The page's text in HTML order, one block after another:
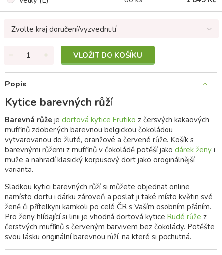
Zvolte kraj doručení/vyzvednutí
VLOŽIT DO KOŠÍKU
Popis
Kytice barevných růží
Barevná růže je dortová kytice Frutiko z čersvých kakaových
muffinů zdobených barevnou belgickou čokoládou
vytvarovanou do žluté, oranžové a červené růže. Košík s
barevnými růžemi z muffinů v čokoládě potěší jako dárek ženy i
muže a nahradí klasický korpusový dort jako oroginálnější
varianta.
Sladkou kytici barevných růží si můžete objednat online
namísto dortu i dárku zároveň a poslat ji také místo květin své
ženě či přítelkyni kamkoli po celé ČR s Vaším osobním přáním.
Pro ženy hlídající si linii je vhodná dortová kytice Rudé růže z
čerstvých muffinů s červeným barvivem bez čokolády. Potěšte
svou lásku originální barevnou růží, na které si pochutná.